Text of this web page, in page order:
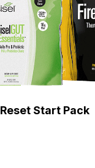
Reset Start Pack